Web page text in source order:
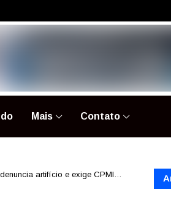
Mais Contato
artifício e exige CPMI